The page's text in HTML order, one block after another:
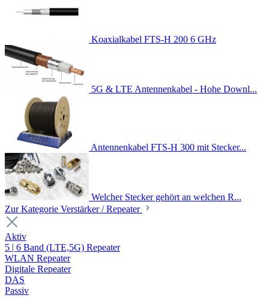
Koaxialkabel FTS-H 200 6 GHz
5G & LTE Antennenkabel - Hohe Downl...
Antennenkabel FTS-H 300 mit Stecker...
Welcher Stecker gehört an welchen R...
Zur Kategorie Verstärker / Repeater
Aktiv
5 | 6 Band (LTE,5G) Repeater
WLAN Repeater
Digitale Repeater
DAS
Passiv